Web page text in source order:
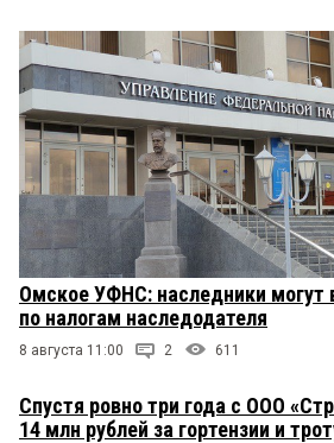
Омское УФНС: наследники могут
по налогам наследодателя
8 августа 11:00 2 611
Спустя ровно три года с ООО
14 млн рублей за гортензии и